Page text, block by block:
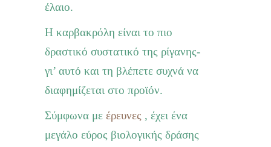
έλαιο.
Η καρβακρόλη είναι το πιο
δραστικό συστατικό της ρίγανης-
γι’ αυτό και τη βλέπετε συχνά να
διαφημίζεται στο προϊόν.
Σύμφωνα με έρευνες , έχει ένα
μεγάλο εύρος βιολογικής δράσης